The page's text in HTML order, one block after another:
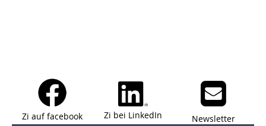
Zi auf facebook Zi bei LinkedIn Newsletter